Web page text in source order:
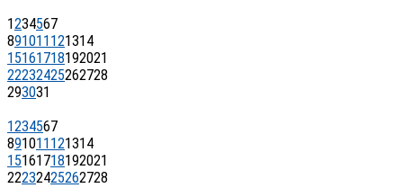
1234567
891011 121314
15161718192021
22232425262728
293031
1234567
891011 121314
15161718192021
22232425262728